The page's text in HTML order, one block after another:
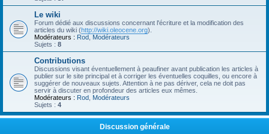
Le wiki
Forum dédié aux discussions concernant l'écriture et la modification des
articles du wiki (http://wiki.oleocene.org).
Modérateurs : Rod Modérateurs
Sujets : 8
Contributions
Discussions visant éventuellement à peaufiner avant publication les articles à
publier sur le site principal et à corriger les éventuelles coquilles, ou encore à
suggérer de nouveaux sujets. Attention à ne pas dériver, cela ne doit pas
servir à discuter en profondeur des articles eux mêmes.
Modérateurs : Rod Modérateurs
Sujets : 4
Discussion générale